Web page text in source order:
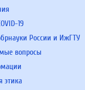
19
России и ИжГТУ
вопросы
этика